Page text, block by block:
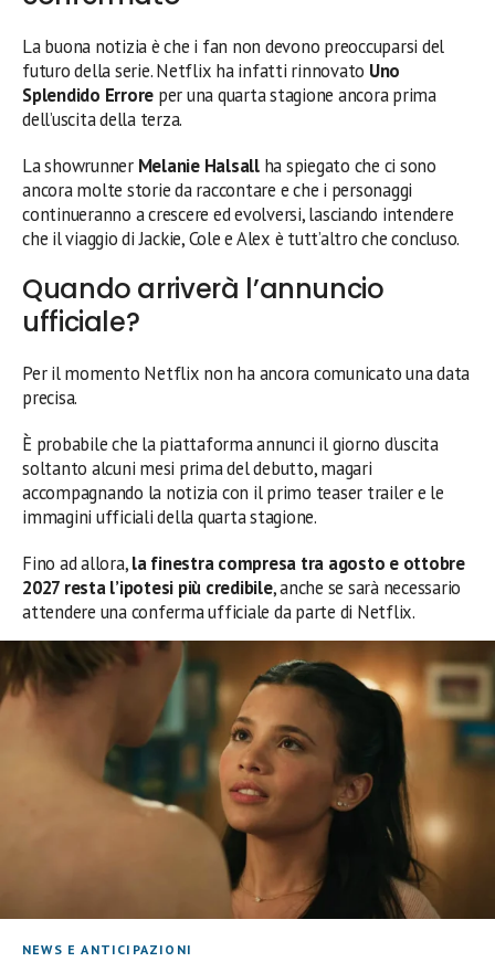
La buona notizia è che i fan non devono preoccuparsi del
futuro della serie. Netflix ha infatti rinnovato Uno
Splendido Errore per una quarta stagione ancora prima
dell’uscita della terza.
La showrunner Melanie Halsallha spiegato che ci sono
ancora molte storie da raccontare e che i personaggi
continueranno a crescere ed evolversi, lasciando intendere
che il viaggio di Jackie, Cole e Alex è tutt’altro che concluso.
Quando arriverà l’annuncio
ufficiale?
Per il momento Netflix non ha ancora comunicato una data
precisa.
È probabile che la piattaforma annunci il giorno d’uscita
soltanto alcuni mesi prima del debutto, magari
accompagnando la notizia con il primo teaser trailer e le
immagini ufficiali della quarta stagione.
Fino ad allora,la finestra compresa tra agosto e ottobre
2027 resta l’ipotesi più credibile, anche se sarà necessario
attendere una conferma ufficiale da parte di Netflix.
NEWS E ANTICIPAZIONI